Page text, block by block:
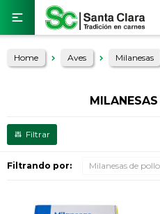

Home Aves Milanesas
Filtrando por: Milanesas de pollo